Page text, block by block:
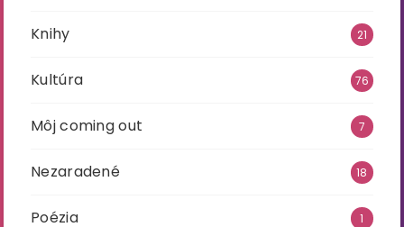
Knihy 21
Kultúra 76
Môj coming out 7
Nezaradené 18
Poézia 1